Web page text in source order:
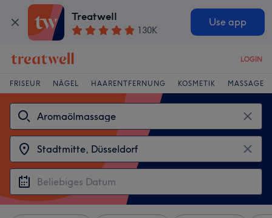
Treatwell
130K
Use app
LOGIN
FRISEUR NÄGEL HAARENTFERNUNG KOSMETIK MASSAGE